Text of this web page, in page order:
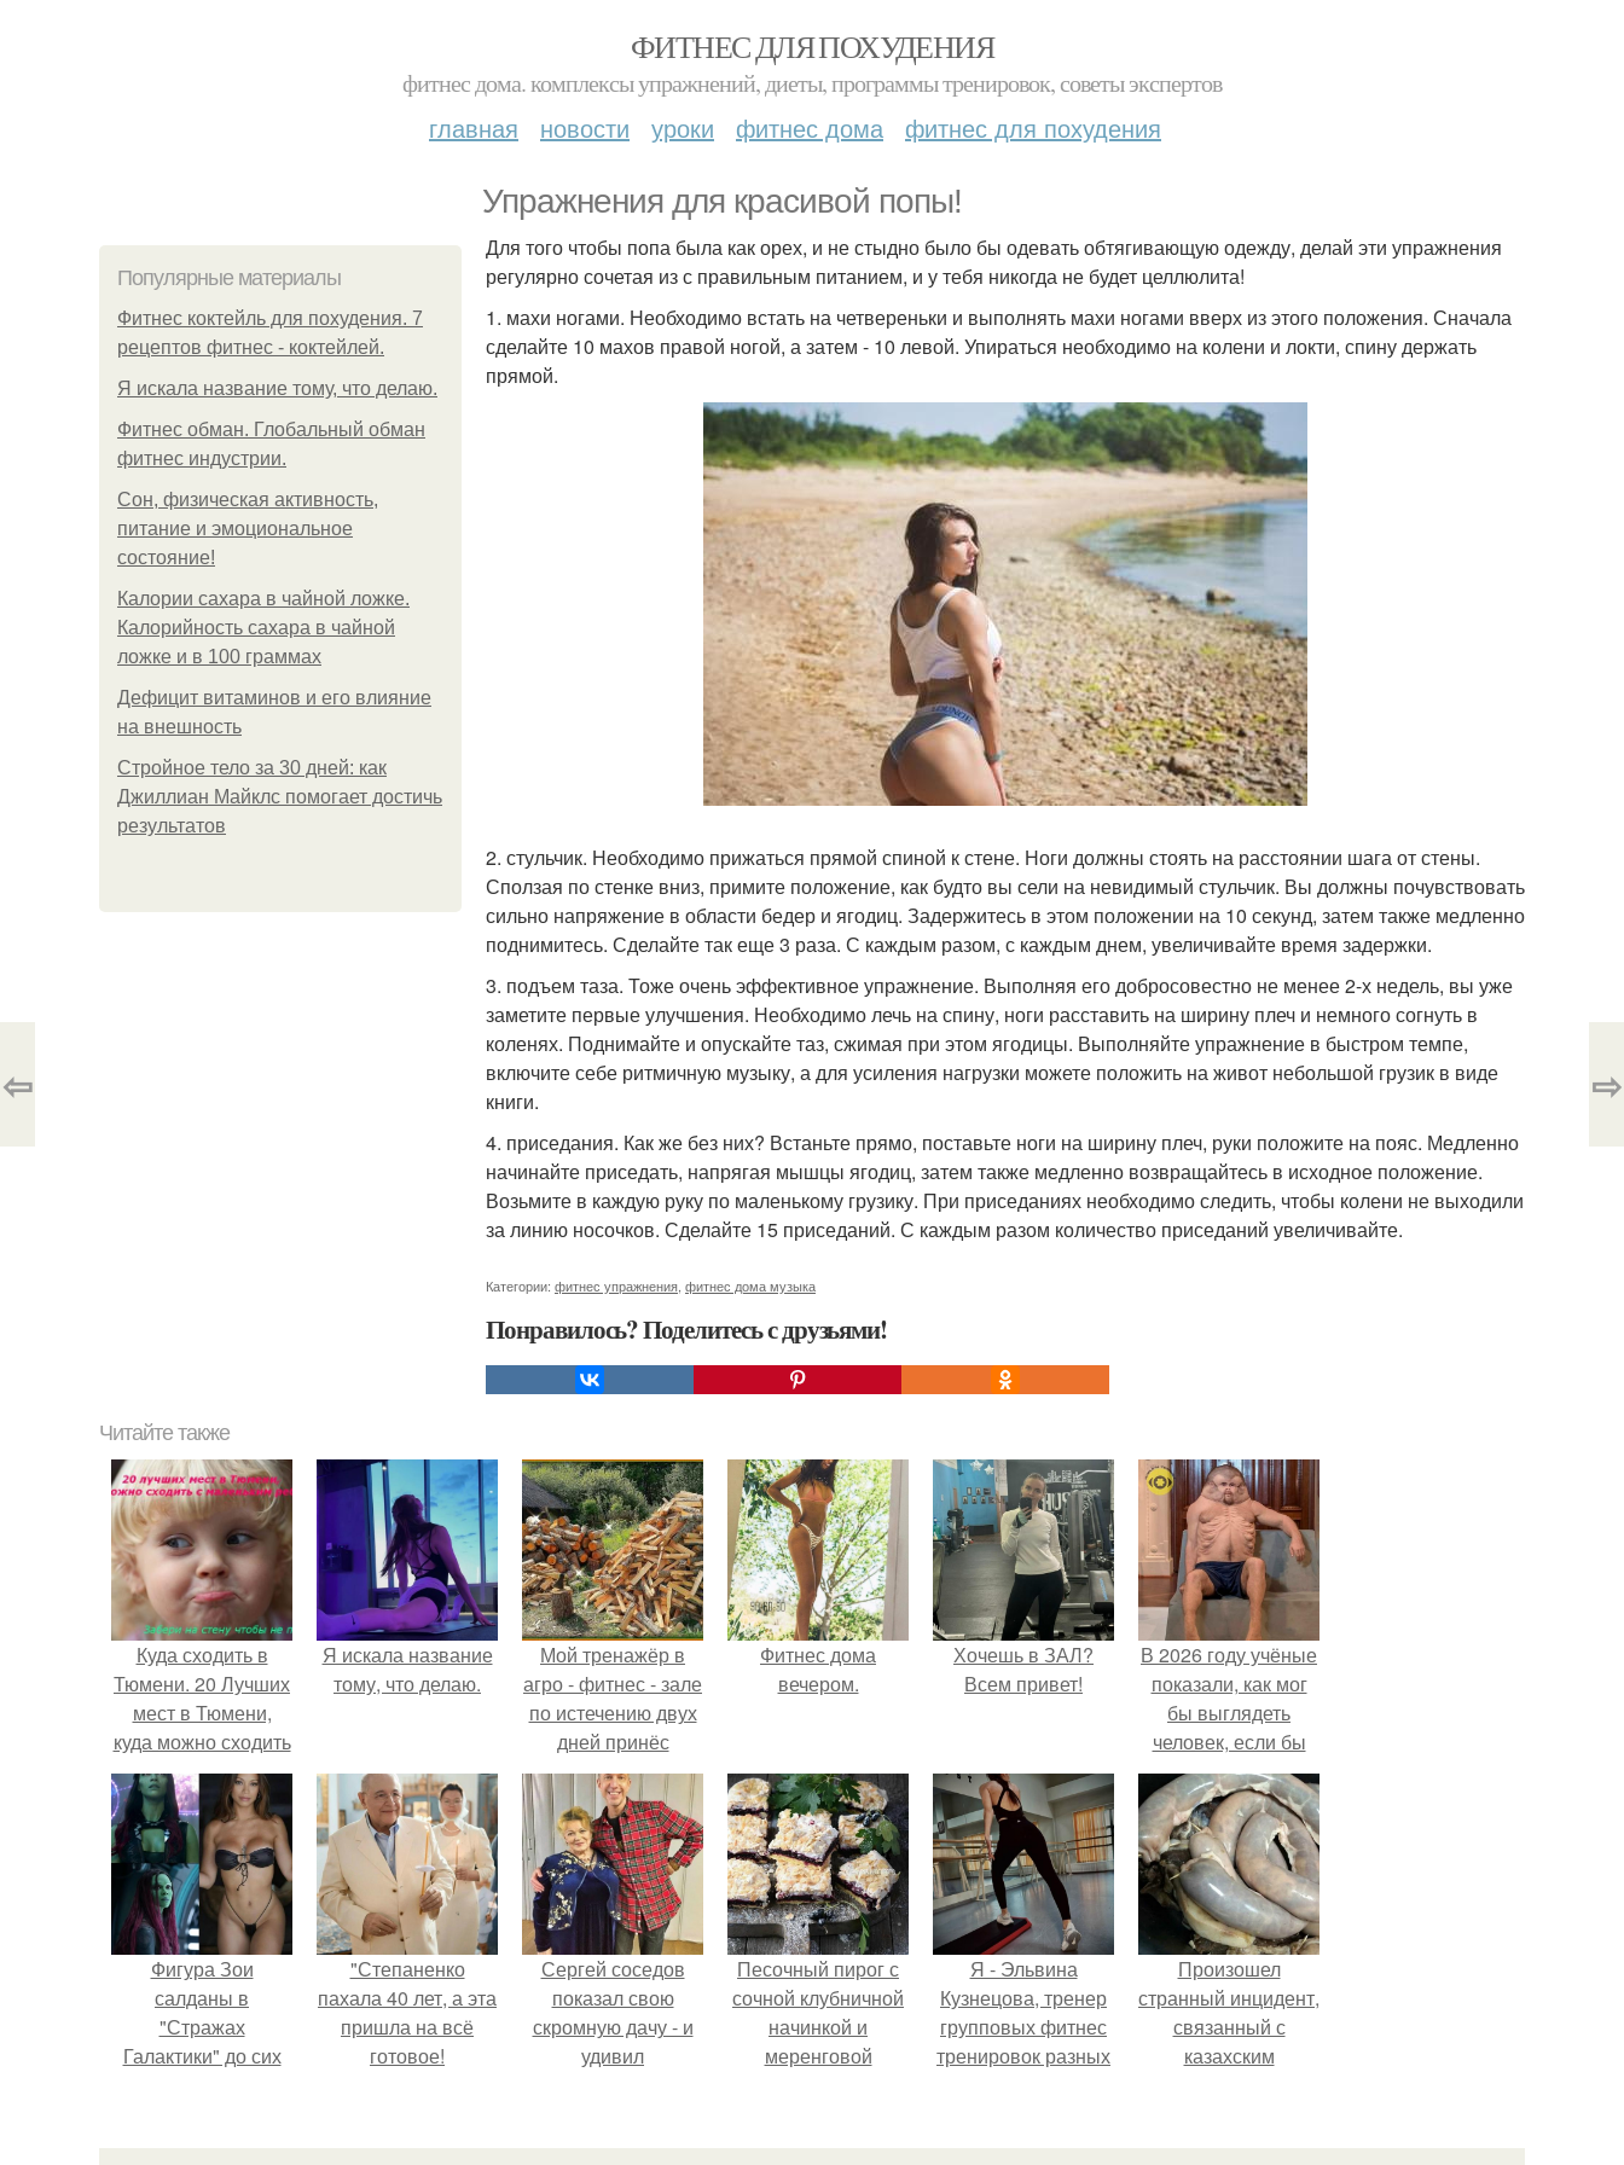
ФИТНЕС ДЛЯ ПОХУДЕНИЯ
фитнес дома. комплексы упражнений, диеты, программы тренировок, советы экспертов
главная новости уроки фитнес дома фитнес для похудения
Упражнения для красивой попы!
Популярные материалы
Фитнес коктейль для похудения. 7
рецептов фитнес - коктейлей.
Я искала название тому, что делаю.
Фитнес обман. Глобальный обман
фитнес индустрии.
Сон, физическая активность,
питание и эмоциональное
состояние!
Калории сахара в чайной ложке.
Калорийность сахара в чайной
ложке и в 100 граммах
Дефицит витаминов и его влияние
на внешность
Стройное тело за 30 дней: как
Джиллиан Майклс помогает достичь
результатов
Для того чтобы попа была как орех, и не стыдно было бы одевать обтягивающую одежду, делай эти упражнения
регулярно сочетая из с правильным питанием, и у тебя никогда не будет целлюлита!
1. махи ногами. Необходимо встать на четвереньки и выполнять махи ногами вверх из этого положения. Сначала
сделайте 10 махов правой ногой, а затем - 10 левой. Упираться необходимо на колени и локти, спину держать
прямой.
2. стульчик. Необходимо прижаться прямой спиной к стене. Ноги должны стоять на расстоянии шага от стены.
Сползая по стенке вниз, примите положение, как будто вы сели на невидимый стульчик. Вы должны почувствовать
сильно напряжение в области бедер и ягодиц. Задержитесь в этом положении на 10 секунд, затем также медленно
поднимитесь. Сделайте так еще 3 раза. С каждым разом, с каждым днем, увеличивайте время задержки.
3. подъем таза. Тоже очень эффективное упражнение. Выполняя его добросовестно не менее 2-х недель, вы уже
заметите первые улучшения. Необходимо лечь на спину, ноги расставить на ширину плеч и немного согнуть в
коленях. Поднимайте и опускайте таз, сжимая при этом ягодицы. Выполняйте упражнение в быстром темпе,
включите себе ритмичную музыку, а для усиления нагрузки можете положить на живот небольшой грузик в виде
книги.
4. приседания. Как же без них? Встаньте прямо, поставьте ноги на ширину плеч, руки положите на пояс. Медленно
начинайте приседать, напрягая мышцы ягодиц, затем также медленно возвращайтесь в исходное положение.
Возьмите в каждую руку по маленькому грузику. При приседаниях необходимо следить, чтобы колени не выходили
за линию носочков. Сделайте 15 приседаний. С каждым разом количество приседаний увеличивайте.
Категории: фитнес упражнения фитнес дома музыка
Понравилось? Поделитесь с друзьями!
⇦ ⇨
Читайте также
Куда сходить в
Тюмени. 20 Лучших
мест в Тюмени,
куда можно сходить
с маленьким
ребенком
Я искала название
тому, что делаю.
Мой тренажёр в
агро - фитнес - зале
по истечению двух
дней принёс
ощутимый
результат.
Фитнес дома
вечером.
Хочешь в ЗАЛ?
Всем привет!
В 2026 году учёные
показали, как мог
бы выглядеть
человек, если бы
его тело
эволюционировало
специально для
выживания в
автокатастpoфах.
Фигура Зои
салданы в
"Стражах
Галактики" до сих
"Степаненко
пахала 40 лет, а эта
пришла на всё
готовое!
Сергей соседов
показал свою
скромную дачу - и
удивил
Песочный пирог с
сочной клубничной
начинкой и
меренговой
Я - Эльвина
Кузнецова, тренер
групповых фитнес
тренировок разных
Произошел
странный инцидент,
связанный с
казахским